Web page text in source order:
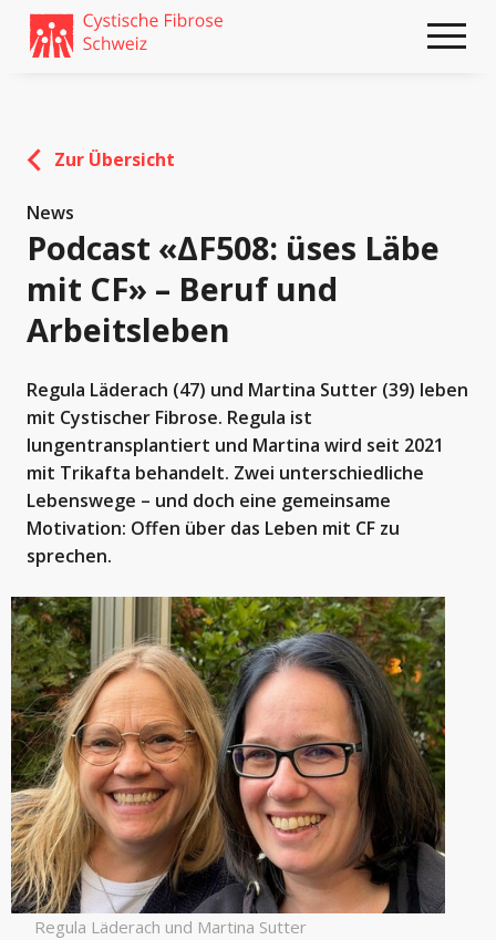
Weiter
zum
skip
Zur Übersicht
News
Podcast «ΔF508: üses Läbe
mit CF» – Beruf und
Arbeitsleben
Regula Läderach (47) und Martina Sutter (39) leben
mit Cystischer Fibrose. Regula ist
lungentransplantiert und Martina wird seit 2021
mit Trikafta behandelt. Zwei unterschiedliche
Lebenswege – und doch eine gemeinsame
Motivation: Offen über das Leben mit CF zu
sprechen.
Regula Läderach und Martina Sutter